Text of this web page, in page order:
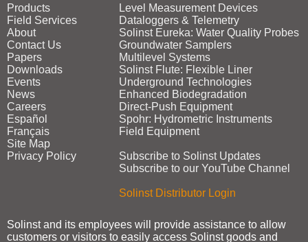
Products
Field Services
About
Contact Us
Papers
Downloads
Events
News
Careers
Español
Français
Site Map
Privacy Policy
Level Measurement Devices
Dataloggers & Telemetry
Solinst Eureka: Water Quality Probes
Groundwater Samplers
Multilevel Systems
Solinst Flute: Flexible Liner
Underground Technologies
Enhanced Biodegradation
Direct‑Push Equipment
Spohr: Hydrometric Instruments
Field Equipment
Subscribe to Solinst Updates
Subscribe to our YouTube Channel
Solinst Distributor Login
Solinst and its employees will provide assistance to allow
customers or visitors to easily access Solinst goods and